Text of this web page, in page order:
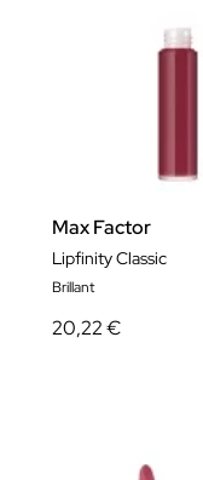
Max Factor
Lipfinity Classic
Brillant
20,22 €